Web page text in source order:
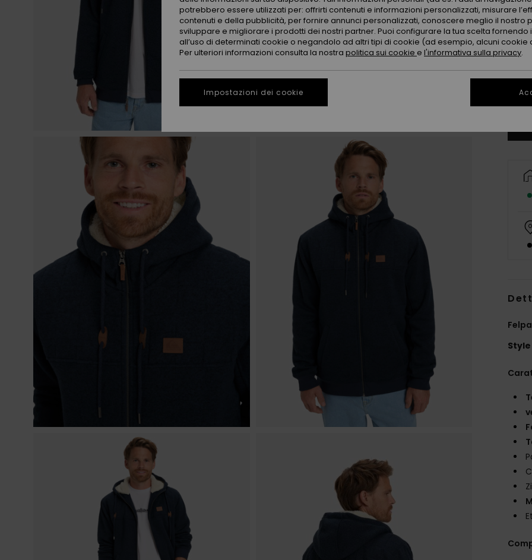
Style
potrebbero essere utilizzati per: offrirti contenuti e informazioni personalizzati, misurare
contenuti e della pubblicità, per fornire annunci personalizzati, conoscere meglio il nostro
sviluppare e migliorare i prodotti dei nostri partner. Puoi configurare la tua scelta fornendo
all’uso di determinati cookie o negandolo ad altri tipi di cookie (ad esempio, alcuni cookie
Per ulteriori informazioni consulta la nostra politica sui cookie e l'informativa sulla privacy.
Impostazioni dei cookie